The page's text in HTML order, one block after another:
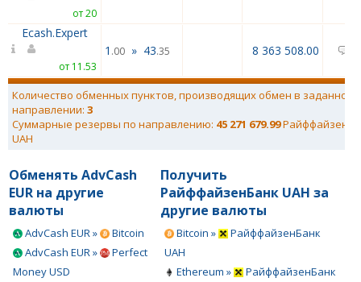
от 20
Ecash.Expert
от 11.53
1 .00 » 43.35 8 363 508.00
Количество обменных пунктов, производящих обмен в заданном
направлении: 3
Суммарные резервы по направлению: 45 271 679.99
UAH
Обменять AdvCash
EUR на другие
валюты
AdvCash EUR »
Bitcoin
AdvCash EUR »
Perfect
Money USD
Получить
РайффайзенБанк UAH за
другие валюты
Bitcoin »
РайффайзенБанк
UAH
Ethereum »
РайффайзенБанк